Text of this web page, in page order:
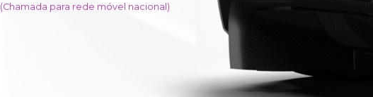
(Chamada para rede móvel nacional)